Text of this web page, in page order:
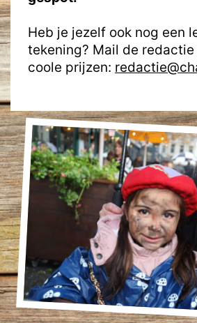
Heb je jezelf ook nog een
tekening? Mail de
coole prijzen: